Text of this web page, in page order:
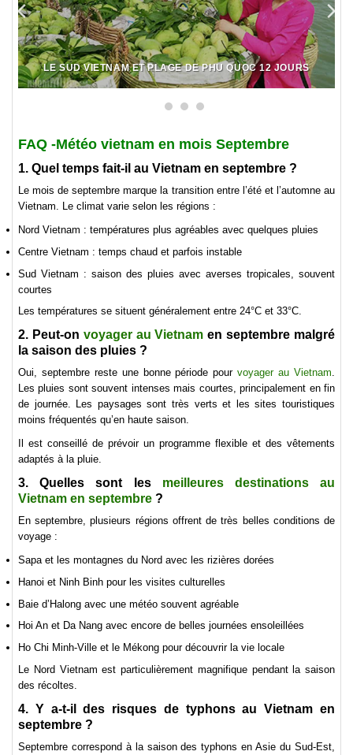
LE SUD VIETNAM ET PLAGE DE PHU QUOC 12 JOURS
FAQ -Météo vietnam en mois Septembre
1. Quel temps fait-il au Vietnam en septembre ?
Le mois de septembre marque la transition entre l’été et l’automne au
Vietnam. Le climat varie selon les régions :
Nord Vietnam : températures plus agréables avec quelques pluies
Centre Vietnam : temps chaud et parfois instable
Sud Vietnam : saison des pluies avec averses tropicales, souvent
courtes
Les températures se situent généralement entre 24°C et 33°C.
2. Peut-on voyager au Vietnam en septembre malgré
la saison des pluies ?
Oui, septembre reste une bonne période pourvoyager au Vietnam.
Les pluies sont souvent intenses mais courtes, principalement en fin
de journée. Les paysages sont très verts et les sites touristiques
moins fréquentés qu’en haute saison.
Il est conseillé de prévoir un programme flexible et des vêtements
adaptés à la pluie.
3. Quelles sont les meilleures destinations au
Vietnam en septembre ?
En septembre, plusieurs régions offrent de très belles conditions de
voyage :
Sapa et les montagnes du Nord avec les rizières dorées
Hanoi et Ninh Binh pour les visites culturelles
Baie d’Halong avec une météo souvent agréable
Hoi An et Da Nang avec encore de belles journées ensoleillées
Ho Chi Minh-Ville et le Mékong pour découvrir la vie locale
Le Nord Vietnam est particulièrement magnifique pendant la saison
des récoltes.
4. Y a-t-il des risques de typhons au Vietnam en
septembre ?
Septembre correspond à la saison des typhons en Asie du Sud-Est,